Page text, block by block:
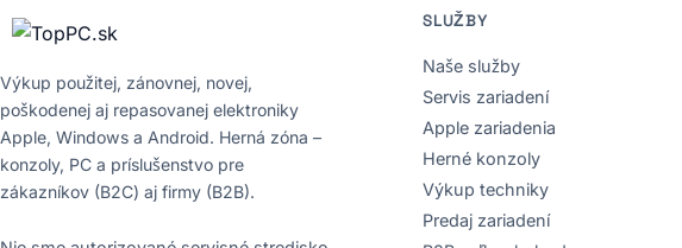
Výkup použitej, zánovnej, novej,
poškodenej aj repasovanej elektroniky
Apple, Windows a Android. Herná zóna –
konzoly, PC a príslušenstvo pre
zákazníkov (B2C) aj firmy (B2B).
SLUŽBY
Naše služby
Servis zariadení
Apple zariadenia
Herné konzoly
Výkup techniky
Predaj zariadení